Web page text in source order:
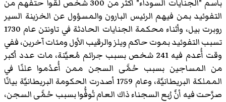
باسم "الجنايات السوداء" أكثر من 300 شخص لقوا حتفهم من
التفوئيد بمن فيهم الرئيس البارون والمسؤول عن الخزينة السير
روبرت بيل، وأثناء محكمة الجنايات الحادثة في تاونتن عام 1730
تسبب التفوئيد بموت حاكم ويلز والرقيب الأول ومئات آخرين، ففي
وقت أُعدم فيه 241 شخص بسبب جرائم مُعيَّنة، مات عدد أكبر
من المساجين بسبب حُمَّى السجن ممن أُعدُموا علنًا في
المملكة البريطانيَّة، وعام 1759 أصدرت الحكومة البريطانيَّة بيانًا
صرَّحت فيه أنَّ رُبع السجناء ذاك العام تُوفُّوا بسبب حُمَّى السجن،